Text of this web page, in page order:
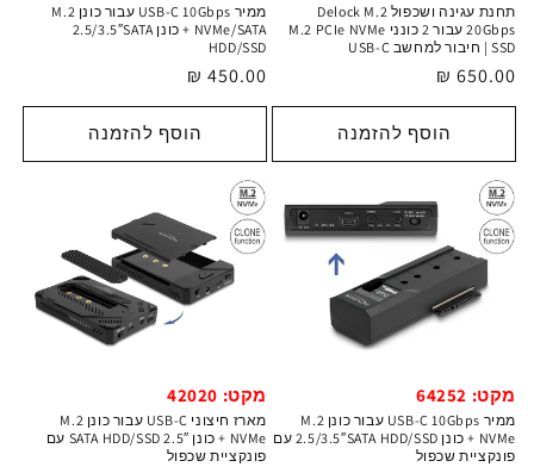
תחנת עגינה ושכפול Delock M.2
20Gbps עבור 2 כונני M.2 PCIe NVMe
SSD | חיבור למחשב USB-C
מחיר
רגיל
650.00 ₪
הוסף להזמנה
ממיר USB-C 10Gbps עבור כונן M.2
NVMe/SATA + כונן 2.5/3.5″SATA
HDD/SSD
מחיר
רגיל
450.00 ₪
הוסף להזמנה
מקט: 64252
ממיר USB-C 10Gbps עבור כונן M.2
NVMe + כונן 2.5/3.5″SATA HDD/SSD עם
פונקציית שכפול
מקט: 42020
מארז חיצוני USB-C עבור כונן M.2
NVMe + כונן 2.5″ SATA HDD/SSD עם
פונקציית שכפול